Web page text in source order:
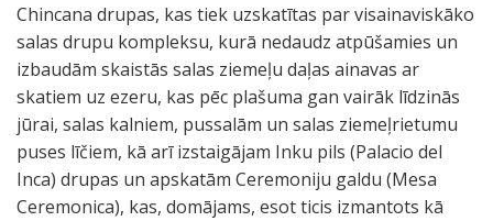
Chincana drupas, kas tiek uzskatītas par visainaviskāko
salas drupu kompleksu, kurā nedaudz atpūšamies un
izbaudām skaistās salas ziemeļu daļas ainavas ar
skatiem uz ezeru, kas pēc plašuma gan vairāk līdzinās
jūrai, salas kalniem, pussalām un salas ziemeļrietumu
puses līčiem, kā arī izstaigājam Inku pils (Palacio del
Inca) drupas un apskatām Ceremoniju galdu (Mesa
Ceremonica), kas, domājams, esot ticis izmantots kā